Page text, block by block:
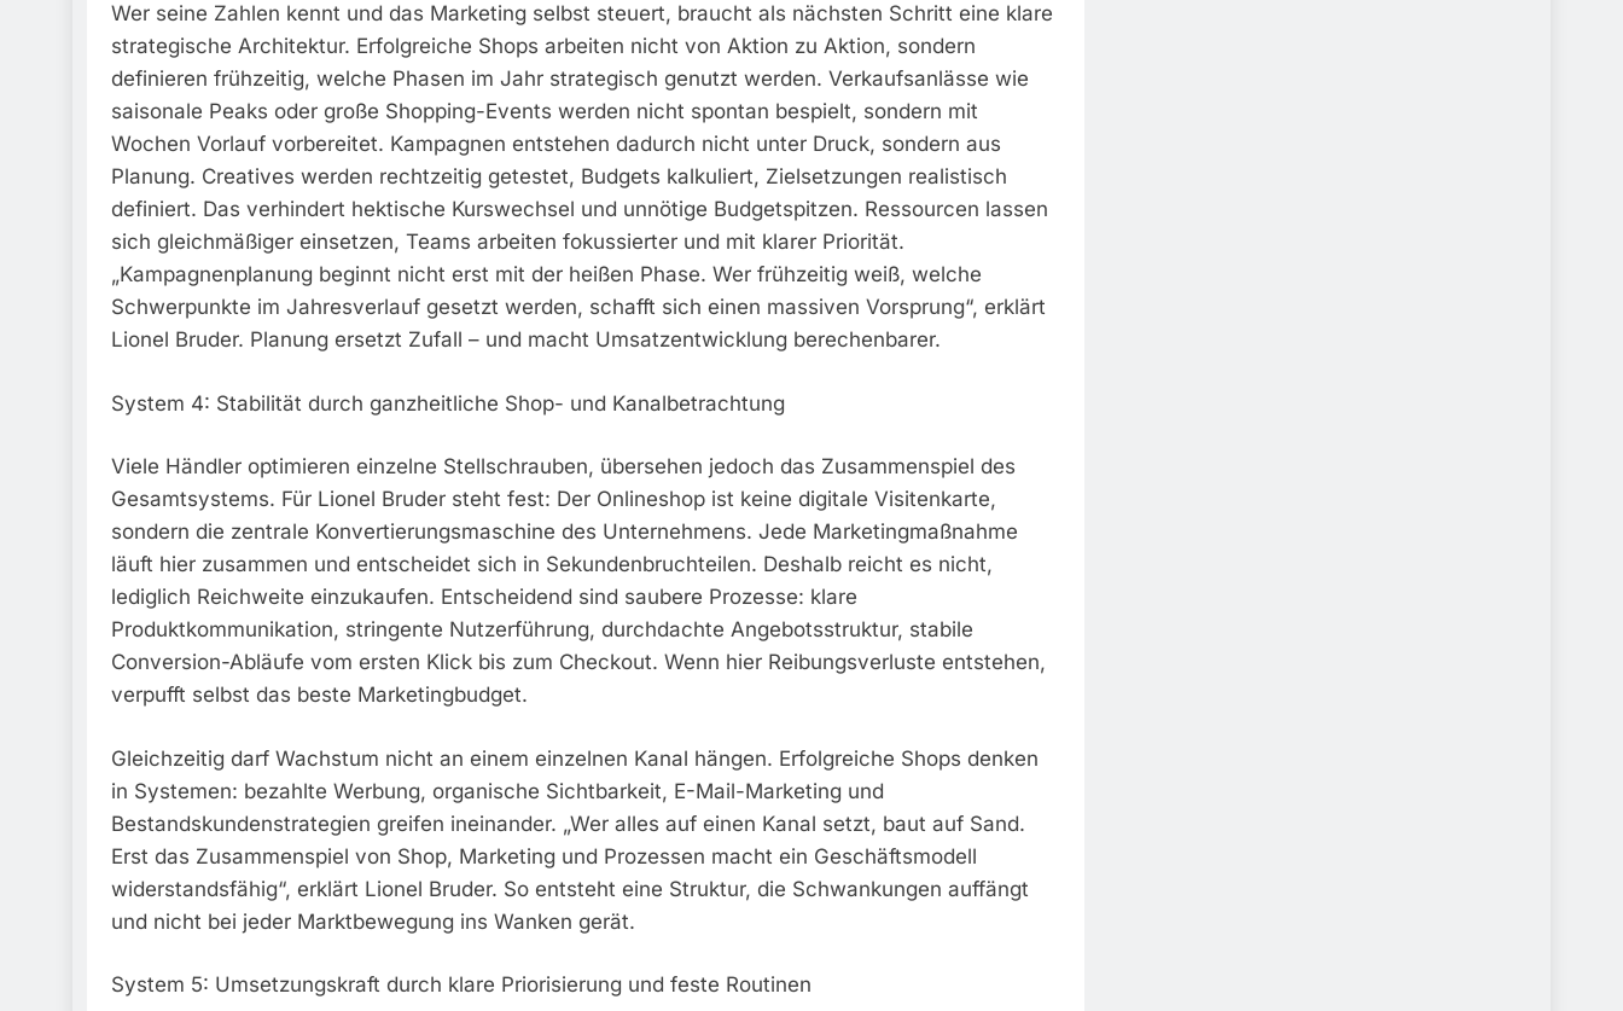
Wer seine Zahlen kennt und das Marketing selbst steuert, braucht als nächsten Schritt eine klare
strategische Architektur. Erfolgreiche Shops arbeiten nicht von Aktion zu Aktion, sondern
definieren frühzeitig, welche Phasen im Jahr strategisch genutzt werden. Verkaufsanlässe wie
saisonale Peaks oder große Shopping-Events werden nicht spontan bespielt, sondern mit
Wochen Vorlauf vorbereitet. Kampagnen entstehen dadurch nicht unter Druck, sondern aus
Planung. Creatives werden rechtzeitig getestet, Budgets kalkuliert, Zielsetzungen realistisch
definiert. Das verhindert hektische Kurswechsel und unnötige Budgetspitzen. Ressourcen lassen
sich gleichmäßiger einsetzen, Teams arbeiten fokussierter und mit klarer Priorität.
„Kampagnenplanung beginnt nicht erst mit der heißen Phase. Wer frühzeitig weiß, welche
Schwerpunkte im Jahresverlauf gesetzt werden, schafft sich einen massiven Vorsprung“, erklärt
Lionel Bruder. Planung ersetzt Zufall – und macht Umsatzentwicklung berechenbarer.
System 4: Stabilität durch ganzheitliche Shop- und Kanalbetrachtung
Viele Händler optimieren einzelne Stellschrauben, übersehen jedoch das Zusammenspiel des
Gesamtsystems. Für Lionel Bruder steht fest: Der Onlineshop ist keine digitale Visitenkarte,
sondern die zentrale Konvertierungsmaschine des Unternehmens. Jede Marketingmaßnahme
läuft hier zusammen und entscheidet sich in Sekundenbruchteilen. Deshalb reicht es nicht,
lediglich Reichweite einzukaufen. Entscheidend sind saubere Prozesse: klare
Produktkommunikation, stringente Nutzerführung, durchdachte Angebotsstruktur, stabile
Conversion-Abläufe vom ersten Klick bis zum Checkout. Wenn hier Reibungsverluste entstehen,
verpufft selbst das beste Marketingbudget.
Gleichzeitig darf Wachstum nicht an einem einzelnen Kanal hängen. Erfolgreiche Shops denken
in Systemen: bezahlte Werbung, organische Sichtbarkeit, E-Mail-Marketing und
Bestandskundenstrategien greifen ineinander. „Wer alles auf einen Kanal setzt, baut auf Sand.
Erst das Zusammenspiel von Shop, Marketing und Prozessen macht ein Geschäftsmodell
widerstandsfähig“, erklärt Lionel Bruder. So entsteht eine Struktur, die Schwankungen auffängt
und nicht bei jeder Marktbewegung ins Wanken gerät.
System 5: Umsetzungskraft durch klare Priorisierung und feste Routinen